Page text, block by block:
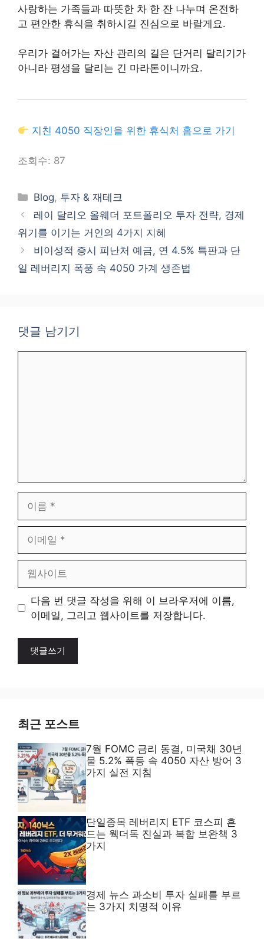
사랑하는 가족들과 따뜻한 차 한 잔 나누며 온전하
고 편안한 휴식을 취하시길 진심으로 바랄게요.
우리가 걸어가는 자산 관리의 길은 단거리 달리기가
아니라 평생을 달리는 긴 마라톤이니까요.
지친 4050 직장인을 위한 휴식처 홈으로 가기
조회수: 87
카
테
고
리
Blog, 투자 & 재테크
레이 달리오 올웨더 포트폴리오 투자 전략, 경제
위기를 이기는 거인의 4가지 지혜
비이성적 증시 피난처 예금, 연 4.5% 특판과 단
일 레버리지 폭풍 속 4050 가계 생존법
댓글 남기기
일
트
다음 번 댓글 작성을 위해 이 브라우저에 이름,
이메일, 그리고 웹사이트를 저장합니다.
e
n
a
t
i
v
e
:
최근 포스트
7월 FOMC 금리 동결, 미국채 30년
물 5.2% 폭등 속 4050 자산 방어 3
가지 실전 지침
단일종목 레버리지 ETF 코스피 흔
드는 웩더독 진실과 복합 보완책 3
가지
경제 뉴스 과소비 투자 실패를 부르
는 3가지 치명적 이유